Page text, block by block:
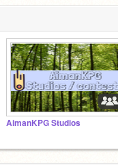
AimanKPG Studios